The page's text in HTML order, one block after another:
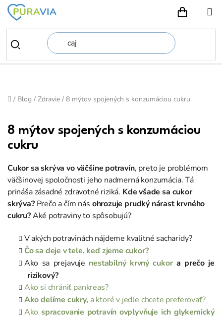
Prejsť
obsah
Domov
/ Blog / Zdravie / 8 mýtov spojených s konzumáciou cukru
8 mýtov spojených s konzumáciou
cukru
Cukor sa skrýva vo väčšine potravín, preto je problémom
väčšinovej spoločnosti jeho nadmerná konzumácia. Tá
prináša zásadné zdravotné riziká. Kde všade sa cukor
skrýva?Prečo a čím nás ohrozuje prudký nárast krvného
cukru?Aké potraviny to spôsobujú?
V akých potravinách nájdeme kvalitné sacharidy?
Čo sa deje v tele, keď zjeme cukor?
Ako sa prejavuje nestabilný krvný cukora prečo je
rizikový?
Ako si chrániť pankreas?
Ako delíme cukry,a ktoré v jedle chcete preferovať?
Ako spracovanie potravín ovplyvňuje ich glykemický